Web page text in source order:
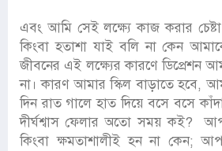
এবং আমি সেই লক্ষ্যে কাজ করার
কিংবা হতাশা যাই বলি না কেন
জীবনের এই লক্ষ্যের কারণে ডিপ্রেশন
না। কারণ আমার স্কিল বাড়াতে হবে,
দিন রাত গালে হাত দিয়ে বসে বসে
দীর্ঘশ্বাস ফেলার অতো সময় কই?
কিংবা ক্ষমতাশালীই হন না কেন;